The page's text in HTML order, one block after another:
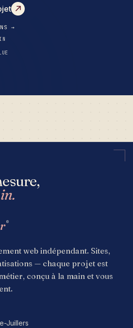
→
®
web indépendant. Sites,
— chaque projet est
conçu à la main et vous
Juillers